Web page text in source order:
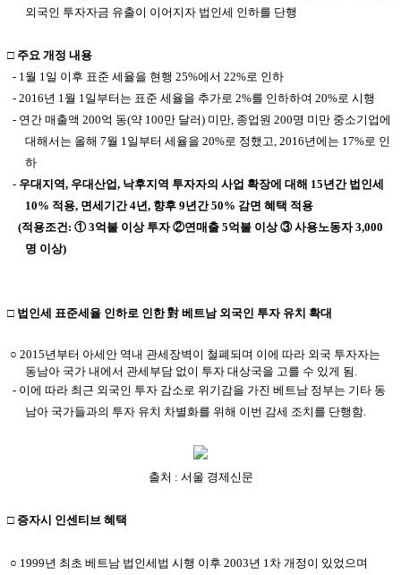
외국인 투자자금 유출이 이어지자 법인세 인하를 단행
□ 주요 개정 내용
- 1월 1일 이후 표준 세율을 현행 25%에서 22%로 인하
- 2016년 1월 1일부터는 표준 세율을 추가로 2%를 인하하여 20%로 시행
- 연간 매출액 200억 동(약 100만 달러) 미만, 종업원 200명 미만 중소기업에
대해서는 올해 7월 1일부터 세율을 20%로 정했고, 2016년에는 17%로 인
하
- 우대지역, 우대산업, 낙후지역 투자자의 사업 확장에 대해 15년간 법인세
10% 적용, 면세기간 4년, 향후 9년간 50% 감면 혜택 적용
(적용조건: ① 3억불 이상 투자 ②연매출 5억불 이상 ③ 사용노동자 3,000
명 이상)
□ 법인세 표준세율 인하로 인한 對 베트남 외국인 투자 유치 확대
○ 2015년부터 아세안 역내 관세장벽이 철폐되며 이에 따라 외국 투자자는
동남아 국가 내에서 관세부담 없이 투자 대상국을 고를 수 있게 됨.
- 이에 따라 최근 외국인 투자 감소로 위기감을 가진 베트남 정부는 기타 동
남아 국가들과의 투자 유치 차별화를 위해 이번 감세 조치를 단행함.
출처 : 서울 경제신문
□ 증자시 인센티브 혜택
○ 1999년 최초 베트남 법인세법 시행 이후 2003년 1차 개정이 있었으며